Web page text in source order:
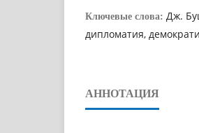
Ключевые слова: Дж.
дипломатия,
АННОТАЦИЯ